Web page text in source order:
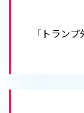
「トラン